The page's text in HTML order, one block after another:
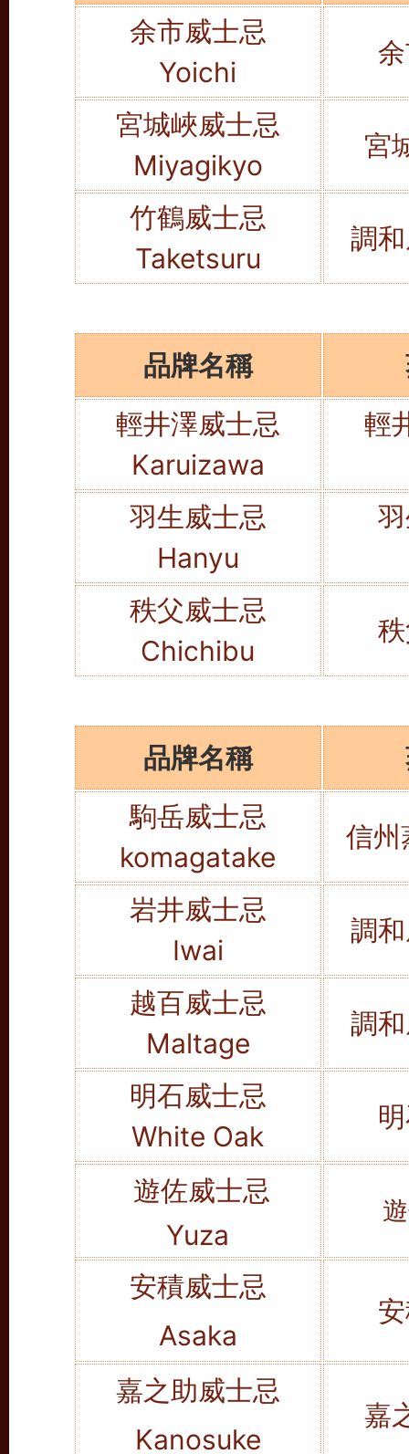
余市威士忌
Yoichi
宮城峽威士忌
Miyagikyo
宮
竹鶴威士忌
Taketsuru
調
品牌名稱
輕井澤威士忌
Karuizawa
輕
羽生威士忌
Hanyu
秩父威士忌
Chichibu
品牌名稱
駒岳威士忌
komagatake
信州
岩井威士忌
Iwai
調
越百威士忌
Maltage
調
明石威士忌
White Oak
遊佐威士忌
Yuza
安積威士忌
Asaka
嘉之助威士忌
Kanosuke
嘉